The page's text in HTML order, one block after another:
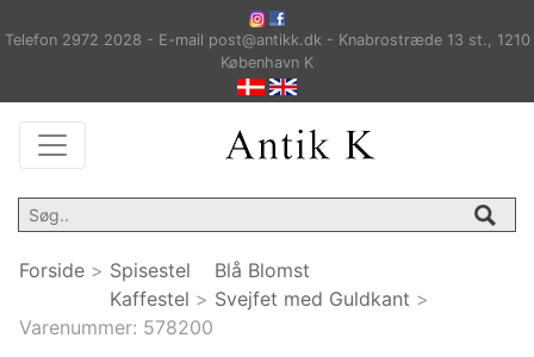
Telefon 2972 2028 - E-mail post@antikk.dk - Knabrostræde 13 st., 1210
København K
Forside > Spisestel
Kaffestel >
Blå Blomst
Svejfet med Guldkant >
Varenummer: 578200